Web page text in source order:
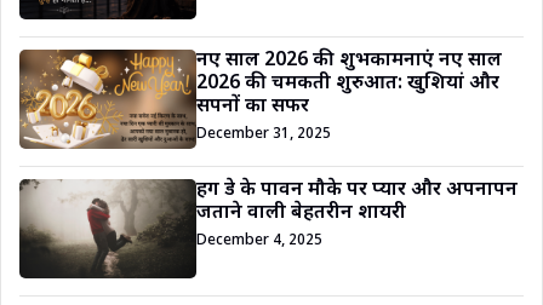
नए साल 2026 की शुभकामनाएं नए साल
2026 की चमकती शुरुआत: खुशियां और
सपनों का सफर
December 31, 2025
हग डे के पावन मौके पर प्यार और अपनापन
जताने वाली बेहतरीन शायरी
December 4, 2025